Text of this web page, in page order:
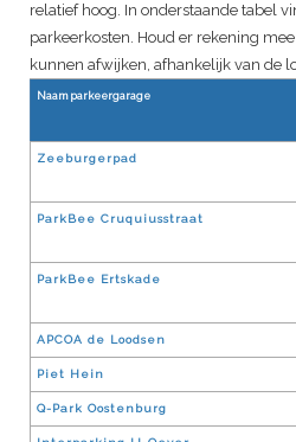
relatief hoog. In onderstaande tabel
parkeerkosten. Houd er rekening
kunnen afwijken, afhankelijk van de
Naam parkeergarage
Zeeburgerpad
ParkBee Cruquiusstraat
ParkBee Ertskade
APCOA de Loodsen
Piet Hein
Q-Park Oostenburg